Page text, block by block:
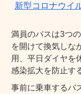
新型コロナウイ
満員のバスは3つ
を開けて換気しな
用、平日ダイヤを
感染拡大を防止す
事前に乗車するバ